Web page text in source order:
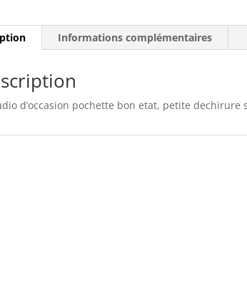
Informations complémentaires
d’occasion pochette bon etat, petite dechirure